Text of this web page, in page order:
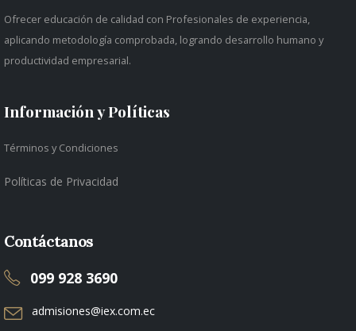
Ofrecer educación de calidad con Profesionales de experiencia,
aplicando metodología comprobada, logrando desarrollo humano y
productividad empresarial.
Información y Políticas
Términos y Condiciones
Políticas de Privacidad
Contáctanos
099 928 3690
admisiones@iex.com.ec